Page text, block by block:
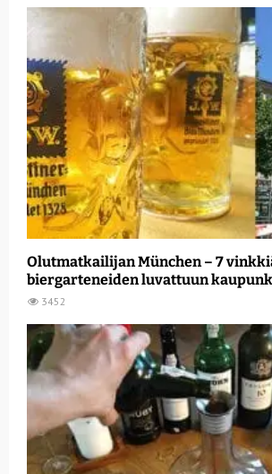
Olutmatkailijan München – 7
biergarteneiden luvattuun
3452